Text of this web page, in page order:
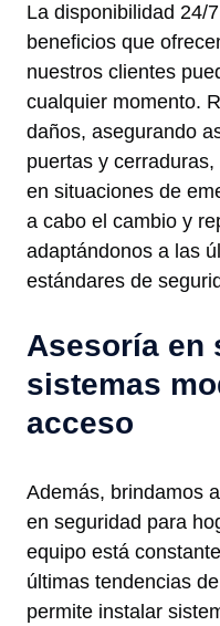
La disponibilidad 24/
beneficios que
nuestros clientes
cualquier momento.
daños, asegurando
puertas y
en situaciones de
a cabo el cambio y
adaptándonos a las
estándares de
Asesoría en
sistemas
acceso
Además, brindamos
en seguridad para
equipo está
últimas tendencias
permite instalar